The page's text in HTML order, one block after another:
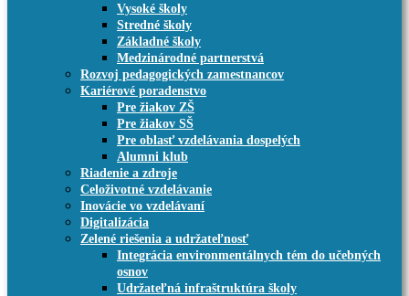
Vysoké školy
Stredné školy
Základné školy
Medzinárodné partnerstvá
Rozvoj pedagogických zamestnancov
Kariérové poradenstvo
Pre žiakov ZŠ
Pre žiakov SŠ
Pre oblasť vzdelávania dospelých
Alumni klub
Riadenie a zdroje
Celoživotné vzdelávanie
Inovácie vo vzdelávaní
Digitalizácia
Zelené riešenia a udržateľnosť
Integrácia environmentálnych tém do učebných
osnov
Udržateľná infraštruktúra školy